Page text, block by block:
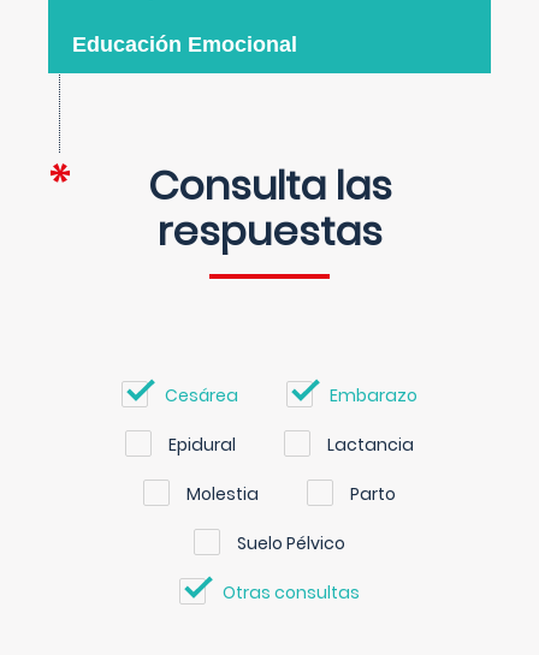
Educación Emocional
Consulta las
respuestas
Cesárea Embarazo
Epidural Lactancia
Molestia Parto
Suelo Pélvico
Otras consultas